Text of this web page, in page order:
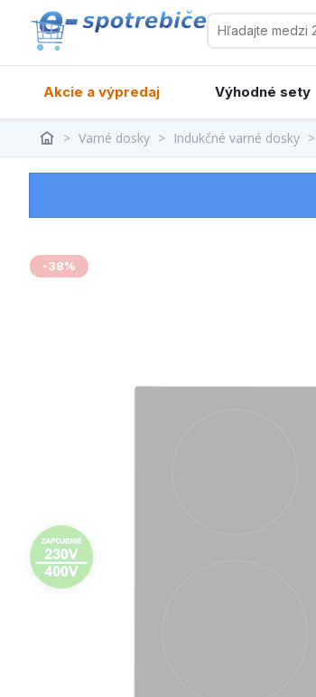
Akcie a výpredaj Výhodné sety
> Varné dosky > Indukčné varné dosky >
-38%